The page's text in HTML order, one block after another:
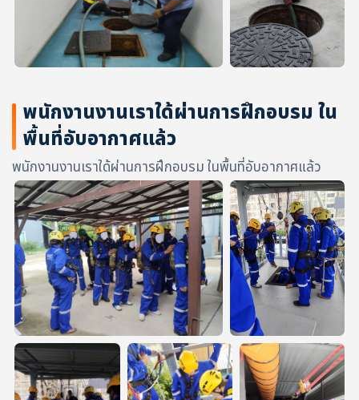
พนักงานงานเราใด้ผ่านการฝึกอบรม ใน
พื้นที่อับอากาศแล้ว
พนักงานงานเราใด้ผ่านการฝึกอบรม ในพื้นที่อับอากาศแล้ว